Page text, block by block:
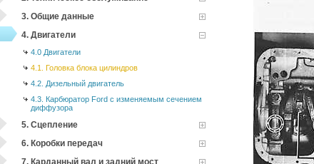
3. Общие данные
4. Двигатели
4.0 Двигатели
4.1. Головка блока цилиндров
4.2. Дизельный двигатель
4.3. Карбюратор Ford с изменяемым сечением
диффузора
5. Сцепление
6. Коробки передач
7. Карданный вал и задний мост